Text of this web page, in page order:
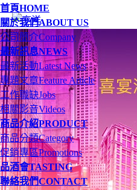
首頁HOME
關於我們ABOUT US
公司簡介Company
最新訊息NEWS
最新活動Latest News
專題文章Feature Article
工作職缺Jobs
相關影音Videos
商品介紹PRODUCT
商品分類Category
促銷專區Promotions
品酒會TASTING
聯絡我們CONTACT